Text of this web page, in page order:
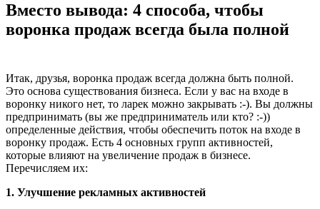
Вместо вывода: 4 способа, чтобы
воронка продаж всегда была полной
Итак, друзья, воронка продаж всегда должна быть полной.
Это основа существования бизнеса. Если у вас на входе в
воронку никого нет, то ларек можно закрывать :-). Вы должны
предпринимать (вы же предприниматель или кто? :-))
определенные действия, чтобы обеспечить поток на входе в
воронку продаж. Есть 4 основных групп активностей,
которые влияют на увеличение продаж в бизнесе.
Перечисляем их:
1. Улучшение рекламных активностей